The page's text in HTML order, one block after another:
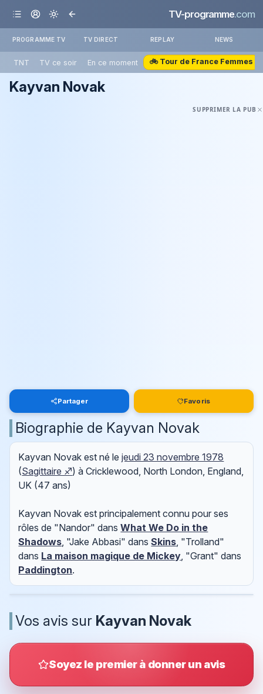
TV-programme.com
PROGRAMME TV TV DIRECT REPLAY NEWS
TNT TV ce soir En ce moment 🚲 Tour de France Femmes
Kayvan Novak
SUPPRIMER LA PUB
Partager Favoris
Biographie de Kayvan Novak
Kayvan Novak est né lejeudi 23 novembre 1978
(Sagittaire ♐) à Cricklewood, North London, England,
UK (47 ans)
Kayvan Novak est principalement connu pour ses
rôles de "Nandor" dansWhat We Do in the
Shadows, "Jake Abbasi" dansSkins, "Trolland"
dans La maison magique de Mickey, "Grant" dans
Paddington.
Vos avis sur Kayvan Novak
Soyez le premier à donner un avis